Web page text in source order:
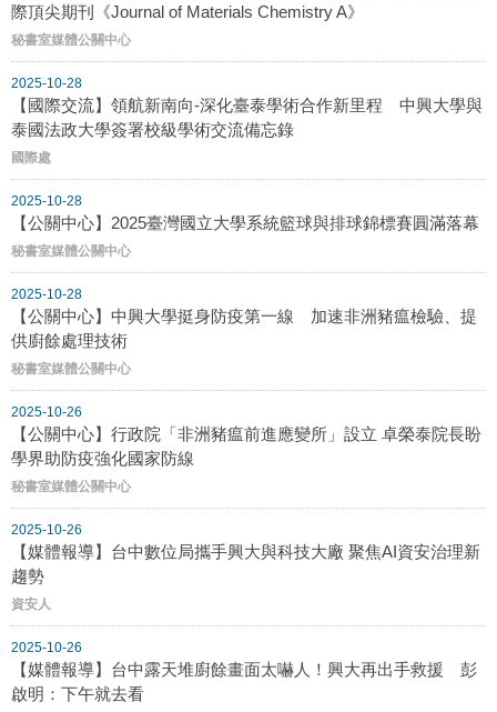
際頂尖期刊《Journal of Materials Chemistry A》
秘書室媒體公關中心
2025-10-28
【國際交流】領航新南向-深化臺泰學術合作新里程 中興大學與
泰國法政大學簽署校級學術交流備忘錄
國際處
2025-10-28
【公關中心】2025臺灣國立大學系統籃球與排球錦標賽圓滿落幕
秘書室媒體公關中心
2025-10-28
【公關中心】中興大學挺身防疫第一線 加速非洲豬瘟檢驗、提
供廚餘處理技術
秘書室媒體公關中心
2025-10-26
【公關中心】行政院「非洲豬瘟前進應變所」設立 卓榮泰院長盼
學界助防疫強化國家防線
秘書室媒體公關中心
2025-10-26
【媒體報導】台中數位局攜手興大與科技大廠 聚焦AI資安治理新
趨勢
資安人
2025-10-26
【媒體報導】台中露天堆廚餘畫面太嚇人！興大再出手救援 彭
啟明：下午就去看